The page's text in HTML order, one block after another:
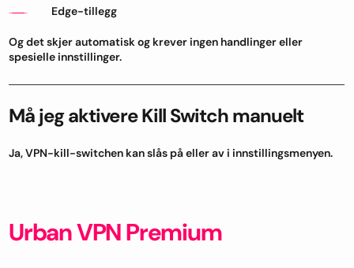
Edge-tillegg
Og det skjer automatisk og krever ingen handlinger eller
spesielle innstillinger.
Må jeg aktivere Kill Switch manuelt
Ja, VPN-kill-switchen kan slås på eller av i innstillingsmenyen.
Urban VPN Premium